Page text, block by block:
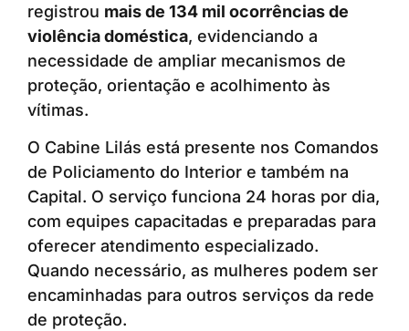
registrou mais de 134 mil ocorrências de
violência doméstica, evidenciando a
necessidade de ampliar mecanismos de
proteção, orientação e acolhimento às
vítimas.
O Cabine Lilás está presente nos Comandos
de Policiamento do Interior e também na
Capital. O serviço funciona 24 horas por dia,
com equipes capacitadas e preparadas para
oferecer atendimento especializado.
Quando necessário, as mulheres podem ser
encaminhadas para outros serviços da rede
de proteção.